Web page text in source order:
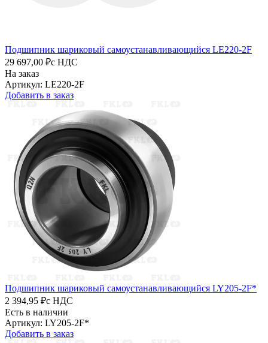
Подшипник шариковый самоустанавливающийся LE220-2F
29 697,00 ₽с НДС
На заказ
Артикул: LE220-2F
Добавить в заказ
Подшипник шариковый самоустанавливающийся LY205-2F*
2 394,95 ₽с НДС
Есть в наличии
Артикул: LY205-2F*
Добавить в заказ